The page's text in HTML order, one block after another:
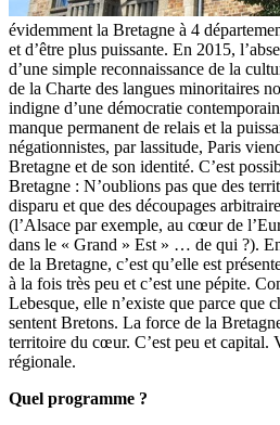
évidemment la Bretagne à 4
et d’être plus puissante. En 2015,
d’une simple reconnaissance de la
de la Charte des langues minoritaires
indigne d’une démocratie
manque permanent de relais et la
négationnistes, par lassitude, Paris
Bretagne et de son identité. C’est
Bretagne : N’oublions pas que des
disparu et que des découpages
(l’Alsace par exemple, au cœur de
dans le « Grand » Est » … de qui ?).
de la Bretagne, c’est qu’elle est
à la fois très peu et c’est une pépite.
Lebesque, elle n’existe que parce que
sentent Bretons. La force de la
territoire du cœur. C’est peu et capital.
régionale.
Quel programme ?